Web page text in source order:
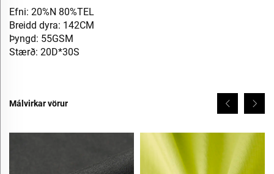
Efni: 20%N 80%TEL
Breidd dyra: 142CM
Þyngd: 55GSM
Stærð: 20D*30S
Málvirkar vörur